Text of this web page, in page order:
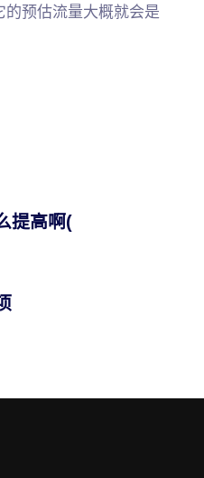
预估流量大概就会是
提高啊(